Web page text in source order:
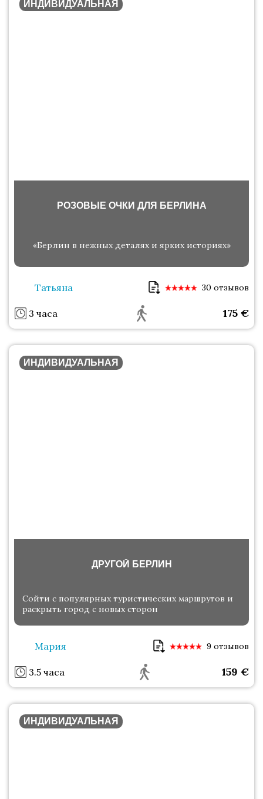
ИНДИВИДУАЛЬНАЯ
РОЗОВЫЕ ОЧКИ ДЛЯ БЕРЛИНА
«Берлин в нежных деталях и ярких историях»
Татьяна 30 отзывов
3 часа 175 €
ИНДИВИДУАЛЬНАЯ
ДРУГОЙ БЕРЛИН
Сойти с популярных туристических маршрутов и
раскрыть город с новых сторон
Мария 9 отзывов
3.5 часа 159 €
ИНДИВИДУАЛЬНАЯ